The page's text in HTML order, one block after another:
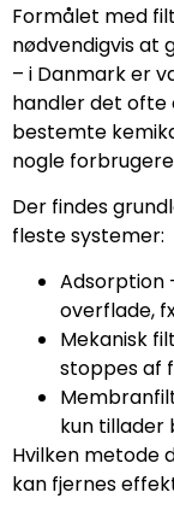
Formålet med
nødvendigvis at
– i Danmark er
handler det ofte
bestemte
nogle
Der findes
fleste systemer:
Adsorption
overflade,
Mekanisk
stoppes af
kun tillader
Hvilken metode
kan fjernes